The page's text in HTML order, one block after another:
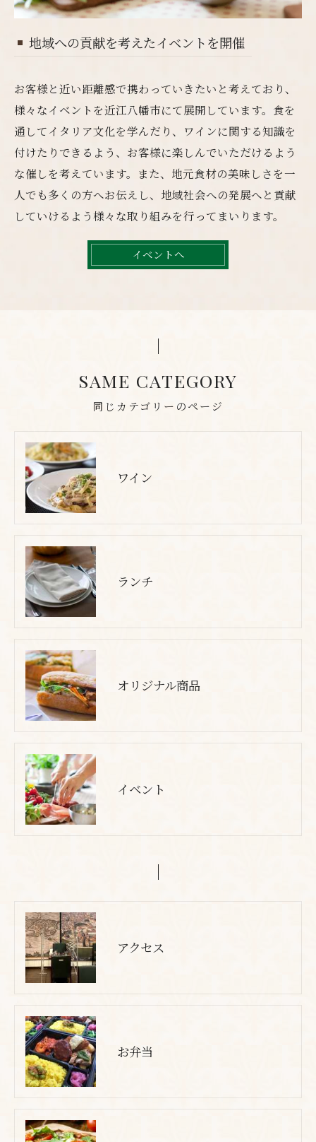
地域への貢献を考えたイベントを開催
お客様と近い距離感で携わっていきたいと考えており、
様々なイベントを近江八幡市にて展開しています。食を
通してイタリア文化を学んだり、ワインに関する知識を
付けたりできるよう、お客様に楽しんでいただけるよう
な催しを考えています。また、地元食材の美味しさを一
人でも多くの方へお伝えし、地域社会への発展へと貢献
していけるよう様々な取り組みを行ってまいります。
イベントへ
同じカテゴリーのページ
SAME CATEGORY
ワイン
ランチ
オリジナル商品
イベント
アクセス
お弁当